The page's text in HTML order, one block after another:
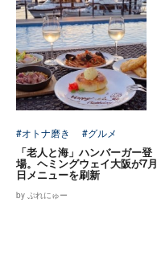
#オトナ磨き #グルメ
「老人と海」ハンバーガー登
場。ヘミングウェイ大阪が7
日メニューを刷新
by ぷれにゅー